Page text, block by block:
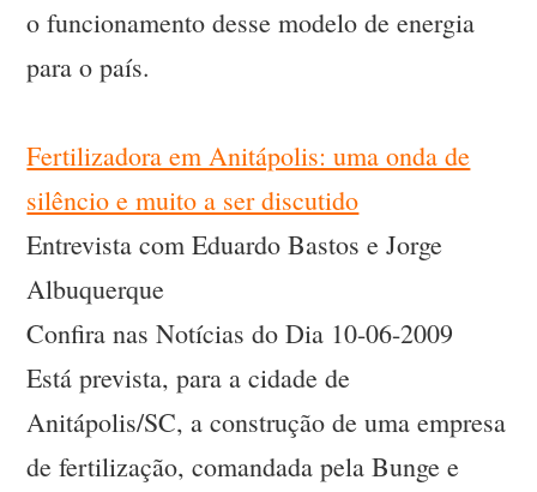
o funcionamento desse modelo de energia
para o país.
Fertilizadora em Anitápolis: uma onda de
silêncio e muito a ser discutido
Entrevista com Eduardo Bastos e Jorge
Albuquerque
Confira nas Notícias do Dia 10-06-2009
Está prevista, para a cidade de
Anitápolis/SC, a construção de uma empresa
de fertilização, comandada pela Bunge e